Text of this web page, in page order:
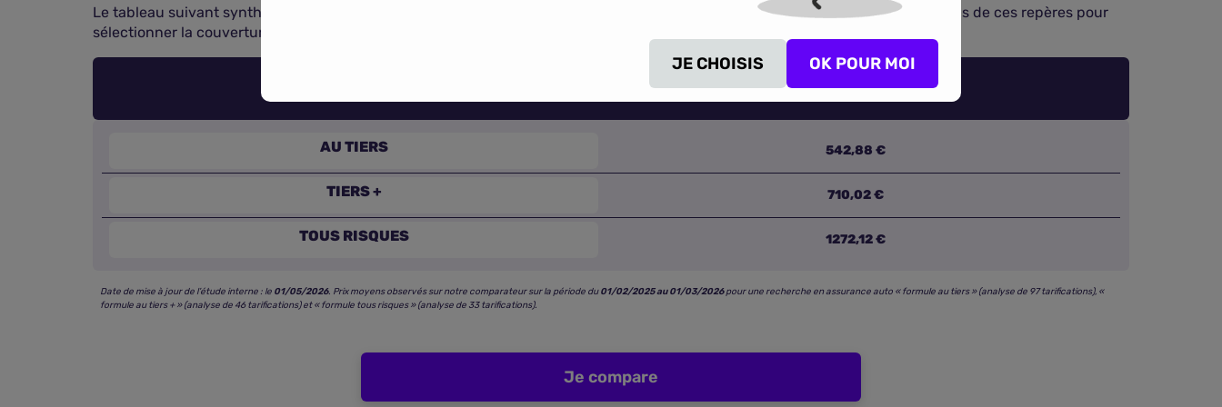
Le tableau suivant synthétise les fourchettes tarifaires constatées pour les formules au tiers, tiers + et tous risques. Servez-vous de ces repères pour
sélectionner la couverture la mieux adaptée à vos trajets quotidiens, escapades week-end ou longs parcours autoroutiers.
PRIX MOYEN PAR FORMULE
AU TIERS 542,88 €
TIERS + 710,02 €
TOUS RISQUES 1272,12 €
Date de mise à jour de l’étude interne : le 01/05/2026. Prix moyens observés sur notre comparateur sur la période du01/02/2025 au 01/03/2026pour une recherche en assurance auto « formule au tiers » (analyse de 97 tarifications), «
formule au tiers + » (analyse de 46 tarifications) et « formule tous risques » (analyse de 33 tarifications).
Je compare
JE CHOISIS OK POUR MOI